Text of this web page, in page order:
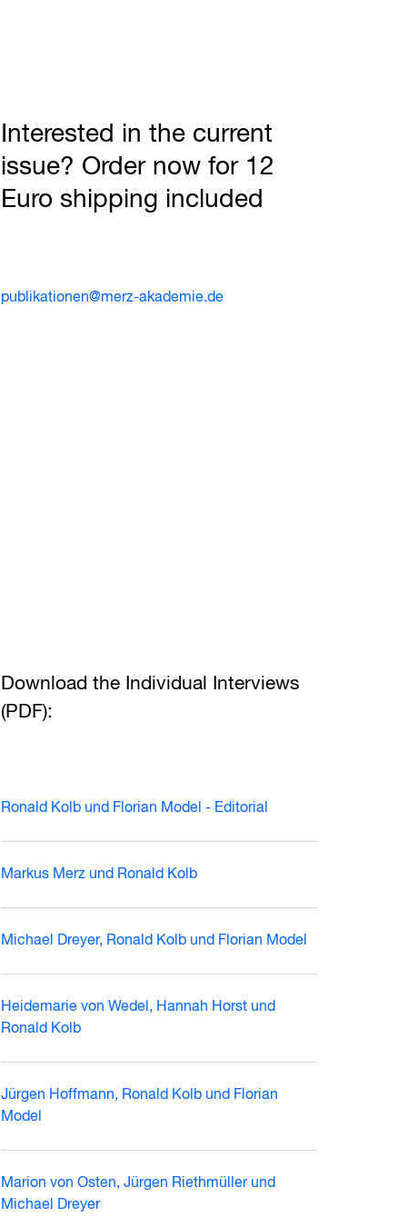
Interested in the current
issue? Order now for 12
Euro shipping included
publikationen@merz-akademie.de
Download the Individual Interviews
(PDF):
Ronald Kolb und Florian Model - Editorial
Markus Merz und Ronald Kolb
Michael Dreyer, Ronald Kolb und Florian Model
Heidemarie von Wedel, Hannah Horst und
Ronald Kolb
Jürgen Hoffmann, Ronald Kolb und Florian
Model
Marion von Osten, Jürgen Riethmüller und
Michael Dreyer